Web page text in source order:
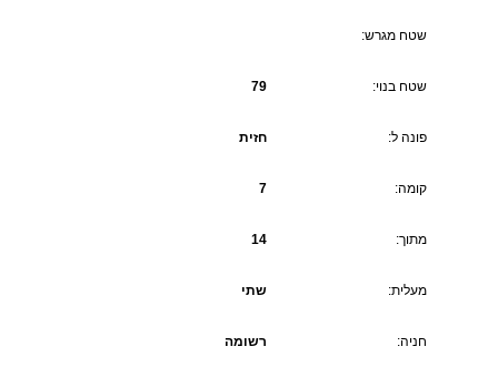
שטח מגרש:
שטח בנוי: 79
פונה ל: חזית
קומה: 7
מתוך: 14
מעלית: שתי
חניה: רשומה